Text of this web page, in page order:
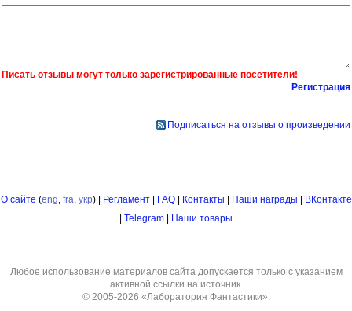
Писать отзывы могут только зарегистрированные посетители!
Регистрация
Подписаться на отзывы о произведении
О сайте (eng fra укр) | Регламент| FAQ| Контакты | Наши награды | ВКонтакте
| Telegram | Наши товары
Любое использование материалов сайта допускается только с указанием
активной ссылки на источник.
© 2005-2026 «Лаборатория Фантастики»